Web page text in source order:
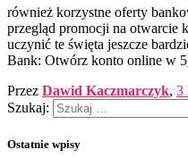
również korzystne oferty
przegląd promocji na otwarcie
uczynić te święta jeszcze
Bank: Otwórz konto online w 5
Przez Dawid Kaczmarczyk, 3
Szukaj:
Ostatnie wpisy